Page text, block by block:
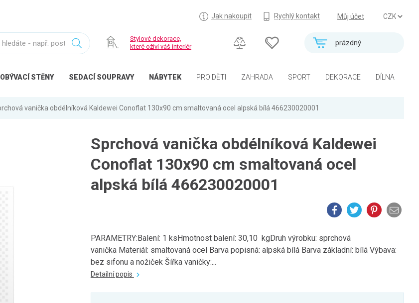
Můj účet
Jak nakoupit Rychlý kontakt
prázdný
Stylové dekorace,
které oživí váš interiér
OBÝVACÍ STĚNY SEDACÍ SOUPRAVY NÁBYTEK PRO DĚTI ZAHRADA SPORT DEKORACE DÍLNA
vanička obdélníková Kaldewei Conoflat 130x90 cm smaltovaná ocel alpská bílá 466230020001
Sprchová vanička obdélníková Kaldewei
Conoflat 130x90 cm smaltovaná ocel
alpská bílá 466230020001
PARAMETRY:Balení: 1 ksHmotnost balení: 30,10 kgDruh výrobku: sprchová
vanička Materiál: smaltovaná ocel Barva popisná: alpská bílá Barva základní: bílá Výbava:
bez sifonu a nožiček Šířka vaničky:...
Detailní popis